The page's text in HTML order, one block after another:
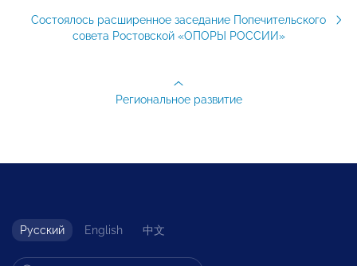
Состоялось расширенное заседание Попечительского
совета Ростовской «ОПОРЫ РОССИИ»
Региональное развитие
Русский English 中文